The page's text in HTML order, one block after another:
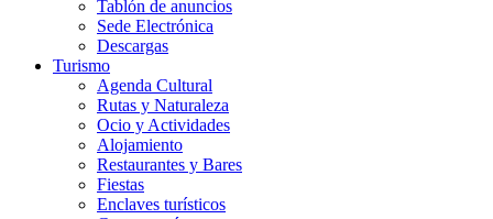
Tablón de anuncios
Sede Electrónica
Descargas
Turismo
Agenda Cultural
Rutas y Naturaleza
Ocio y Actividades
Alojamiento
Restaurantes y Bares
Fiestas
Enclaves turísticos